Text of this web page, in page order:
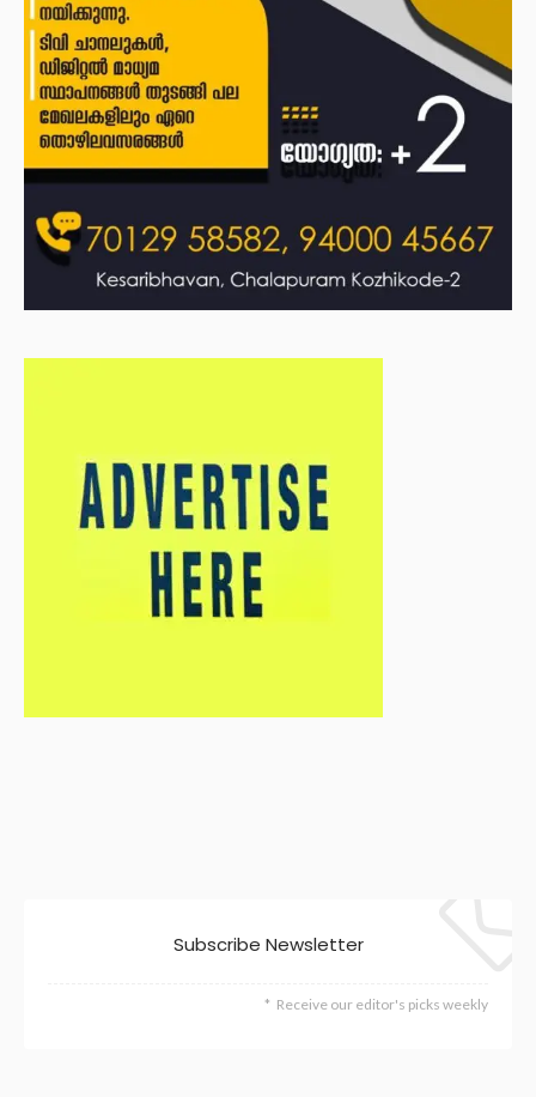
Subscribe Newsletter
Receive our editor's picks weekly